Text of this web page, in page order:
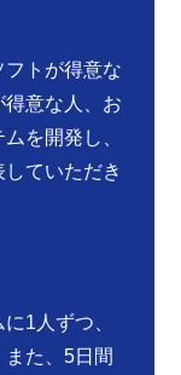
フトが得意な
得意な人、お
を開発し、
ていただき
1人ずつ、
た、5日間